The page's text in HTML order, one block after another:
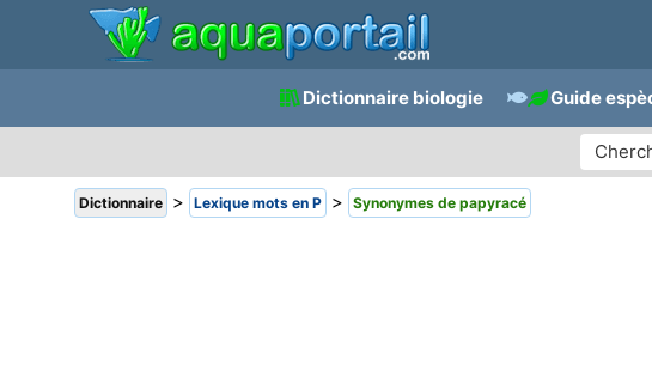
Dictionnaire biologie Guide
Dictionnaire > Lexique mots en P > Synonymes de papyracé